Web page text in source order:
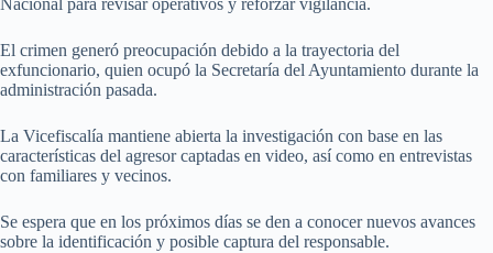
Nacional para revisar operativos y reforzar vigilancia.
El crimen generó preocupación debido a la trayectoria del
exfuncionario, quien ocupó la Secretaría del Ayuntamiento durante la
administración pasada.
La Vicefiscalía mantiene abierta la investigación con base en las
características del agresor captadas en video, así como en entrevistas
con familiares y vecinos.
Se espera que en los próximos días se den a conocer nuevos avances
sobre la identificación y posible captura del responsable.